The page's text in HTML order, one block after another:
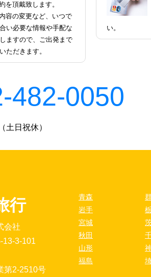
を頂戴致します。
容の変更など、いつで
い必要な情報や手配な
ますので、ご出発まで
ただきます。
い。
482-0050
土日祝休）
行
会社
13-3-101
第2-2510号
青森
岩手
宮城
秋田
山形
福島